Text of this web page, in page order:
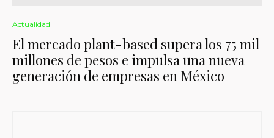
Actualidad
El mercado plant-based supera los 75 mil
millones de pesos e impulsa una nueva
generación de empresas en México